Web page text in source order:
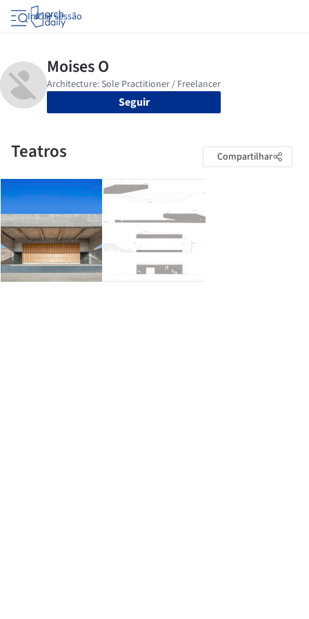
Iniciar sessão
Seguir
Teatros Compartilhar